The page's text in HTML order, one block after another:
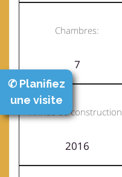
Chambres:
7
Année de
2016
✆ Planifiez
une visite